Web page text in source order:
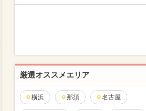
厳選オススメエリア
横浜 那須 名古屋